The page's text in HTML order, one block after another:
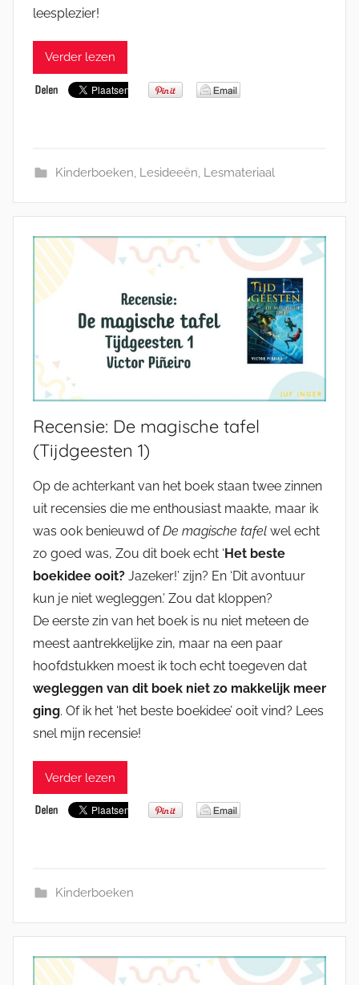
leesplezier!
Verder lezen
Kinderboeken, Lesideeën, Lesmateriaal
Recensie: De magische tafel
(Tijdgeesten 1)
Op de achterkant van het boek staan twee zinnen
uit recensies die me enthousiast maakte, maar ik
was ook benieuwd ofDe magische tafel wel echt
zo goed was, Zou dit boek echt ‘Het beste
boekidee ooit? Jazeker!’ zijn? En ‘Dit avontuur
kun je niet wegleggen.’ Zou dat kloppen?
De eerste zin van het boek is nu niet meteen de
meest aantrekkelijke zin, maar na een paar
hoofdstukken moest ik toch echt toegeven dat
wegleggen van dit boek niet zo makkelijk meer
ging. Of ik het ‘het beste boekidee’ ooit vind? Lees
snel mijn recensie!
Verder lezen
Kinderboeken